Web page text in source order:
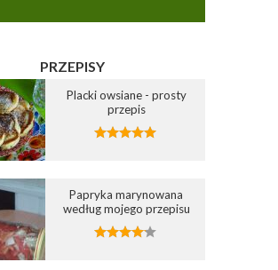
PRZEPISY
Placki owsiane - prosty
przepis
Papryka marynowana
według mojego przepisu